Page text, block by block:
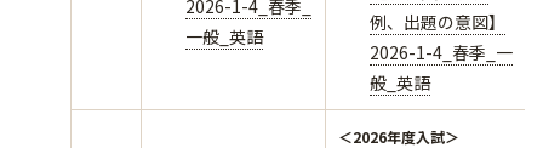
2026-1-4_春季_
一般_英語
例、出題の意図】
2026-1-4_春季_一
般_英語
＜2026年度入試＞